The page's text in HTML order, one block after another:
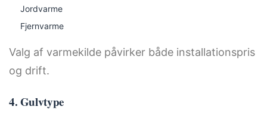
Jordvarme
Fjernvarme
Valg af varmekilde påvirker både installationspris
og drift.
4. Gulvtype